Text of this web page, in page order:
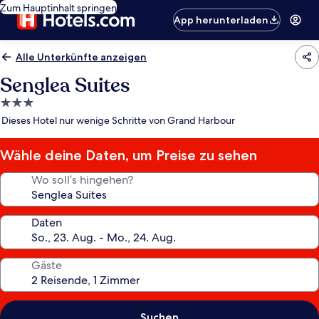
Zum Hauptinhalt springen
App herunterladen
Alle Unterkünfte anzeigen
Senglea Suites
3.0-
Sterne-
Dieses Hotel nur wenige Schritte von Grand Harbour
Wähle deine Daten, um Preise zu sehen
Wo soll’s hingehen?
Daten
Gäste